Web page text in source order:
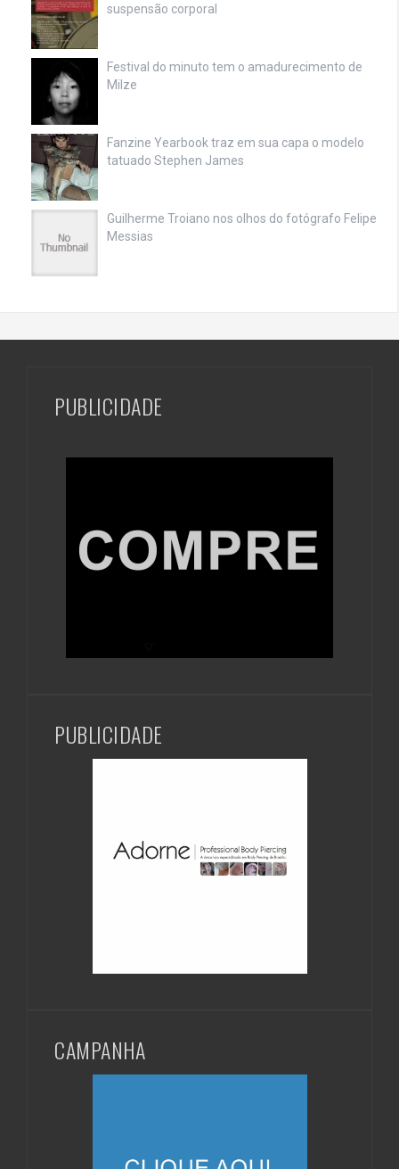
suspensão corporal
Festival do minuto tem o amadurecimento de
Milze
Fanzine Yearbook traz em sua capa o modelo
tatuado Stephen James
Guilherme Troiano nos olhos do fotógrafo Felipe
Messias
PUBLICIDADE
PUBLICIDADE
CAMPANHA